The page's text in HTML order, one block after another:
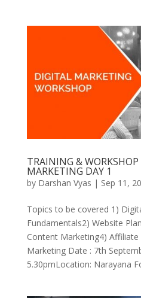
TRAINING &
MARKETING DAY 1
by Darshan Vyas | Sep 11,
Topics to be covered 1)
Fundamentals2) Website
Content Marketing4)
Marketing Date : 7th
5.30pmLocation: Narayana